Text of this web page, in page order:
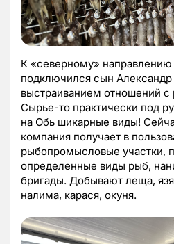
К «северному» направлению
подключился сын
выстраиванием отношений
Сырье-то практически под
на Обь шикарные виды!
компания получает в
рыбопромысловые участки,
определенные виды рыб,
бригады. Добывают леща,
налима, карася, окуня.